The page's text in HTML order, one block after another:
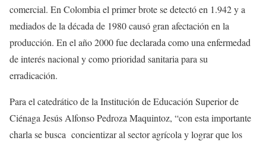
comercial. En Colombia el primer brote se detectó en 1.942 y a
mediados de la década de 1980 causó gran afectación en la
producción. En el año 2000 fue declarada como una enfermedad
de interés nacional y como prioridad sanitaria para su
erradicación.
Para el catedrático de la Institución de Educación Superior de
Ciénaga Jesús Alfonso Pedroza Maquintoz, “con esta importante
charla se busca concientizar al sector agrícola y lograr que los